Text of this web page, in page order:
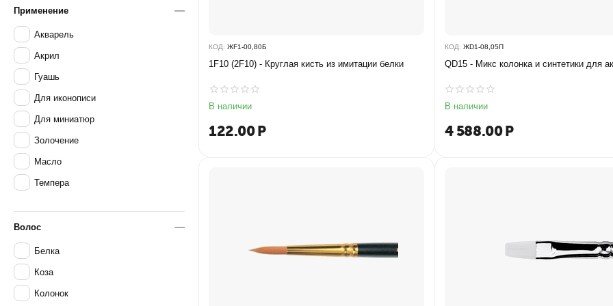
КОД: ЖF1-00,80Б
1F10 (2F10) - Круглая кисть из имитации белки
В наличии
122.00Р
КОД: ЖD1-08,05П
QD15 - Микс колонка и синтетики для
В наличии
4 588.00Р
Применение
Акварель
Акрил
Гуашь
Для иконописи
Для миниатюр
Золочение
Масло
Темпера
Волос
Белка
Коза
Колонок